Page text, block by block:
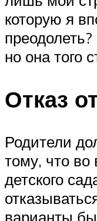
которую я
но она того
Отказ
Родители
тому, что
детского
варианты